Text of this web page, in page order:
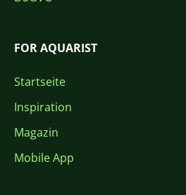
FOR AQUARIST
Startseite
Inspiration
Magazin
Mobile App